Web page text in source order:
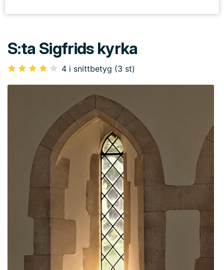
S:ta Sigfrids kyrka
4 i snittbetyg (3 st)